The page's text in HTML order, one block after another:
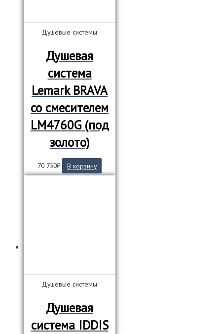
Душевые системы
Душевая
система
Lemark BRAVA
со смесителем
LM4760G (под
золото)
70 750₽ В корзину
Душевые системы
Душевая
система IDDIS